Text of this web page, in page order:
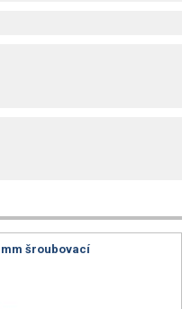
šroubovací